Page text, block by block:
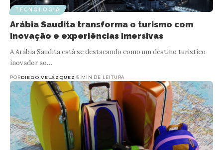
TECNOLOGIA
Arábia Saudita transforma o turismo com
inovação e experiências imersivas
A Arábia Saudita está se destacando como um destino turístico
inovador ao…
PORDIEGO VELÁZQUEZ 5 MIN DE LEITURA